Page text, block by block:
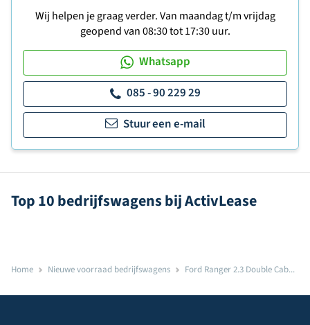
Wij helpen je graag verder. Van maandag t/m vrijdag
geopend van 08:30 tot 17:30 uur.
Whatsapp
085 - 90 229 29
Stuur een e-mail
Top 10 bedrijfswagens bij ActivLease
Home Nieuwe voorraad bedrijfswagens Ford Ranger 2.3 Double Cab...